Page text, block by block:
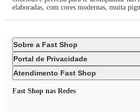
elaboradas, com cores modernas, muita
Sobre a Fast Shop
Portal de Privacidade
Atendimento Fast Shop
Fast Shop nas Redes